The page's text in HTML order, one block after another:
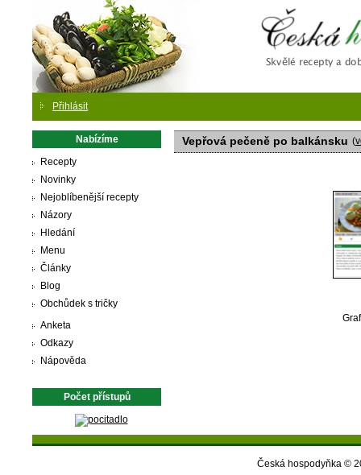
Přihlásit
Nabízíme
Recepty
Novinky
Nejoblíbenější recepty
Názory
Hledání
Menu
Články
Blog
Obchůdek s tričky
Anketa
Odkazy
Nápověda
Počet přístupů
Vepřová pečeně po balkánsku (
Česká hospodyňka ©